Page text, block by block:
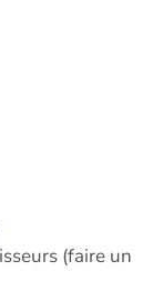
(faire un